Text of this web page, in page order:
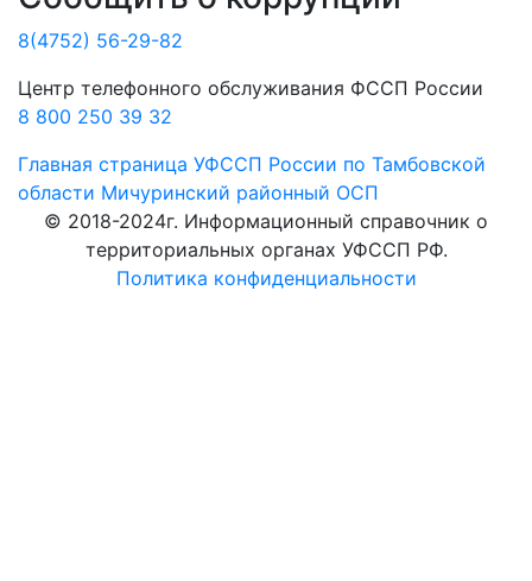
8(4752) 56-29-82
Центр телефонного обслуживания ФССП России
8 800 250 39 32
Главная страница УФССП России по Тамбовской
области Мичуринский районный ОСП
© 2018-2024г. Информационный справочник о
территориальных органах УФССП РФ.
Политика конфиденциальности